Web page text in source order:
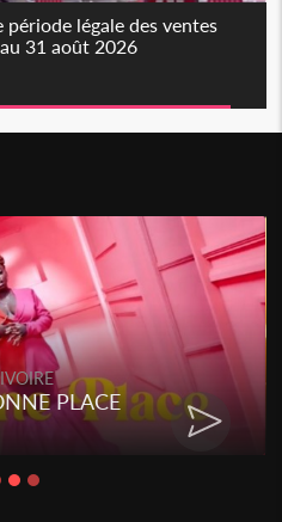
légale des ventes
31 août 2026
PLACE